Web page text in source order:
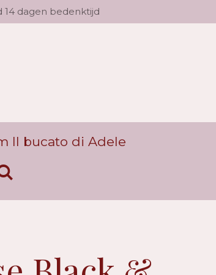
14 dagen bedenktijd
Il bucato di Adele